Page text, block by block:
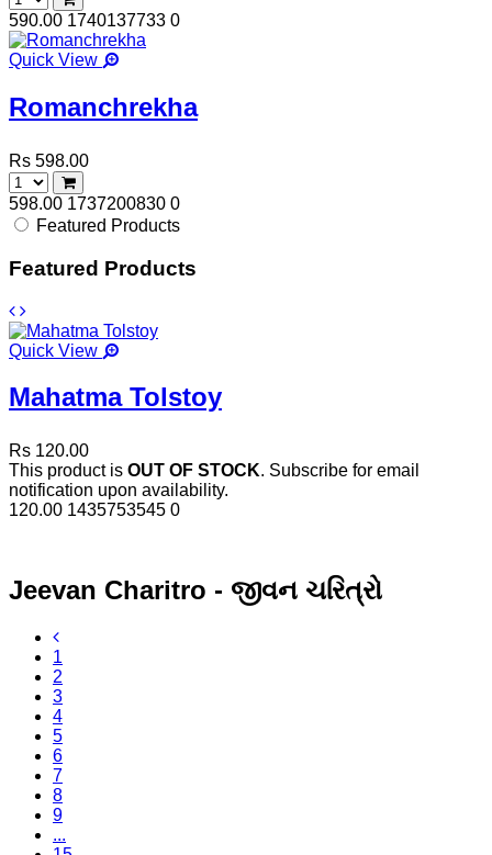
590.00 1740137733 0
Quick View
Romanchrekha
Rs 598.00
598.00 1737200830 0
Featured Products
Featured Products
Quick View
Mahatma Tolstoy
Rs 120.00
This product is OUT OF STOCK. Subscribe for email
notification upon availability.
120.00 1435753545 0
Jeevan Charitro - જીવન ચરિત્રો
1
2
3
4
5
6
7
8
9
...